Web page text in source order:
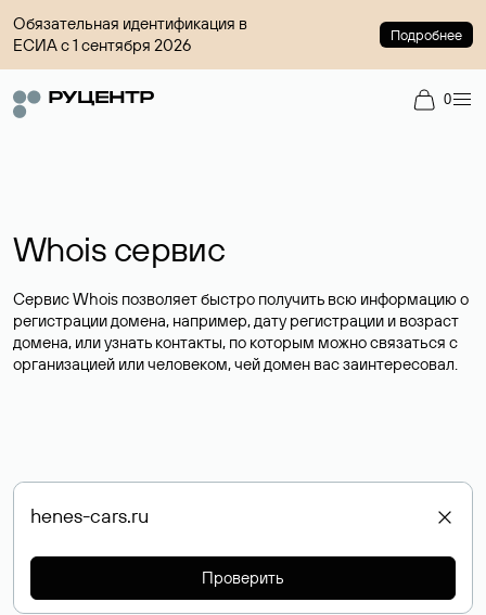
Обязательная идентификация в
ЕСИА с 1 сентября 2026
Подробнее
0
Whois сервис
Сервис Whois позволяет быстро получить всю информацию о
регистрации домена, например, дату регистрации и возраст
домена, или узнать контакты, по которым можно связаться с
организацией или человеком, чей домен вас заинтересовал.
Проверить